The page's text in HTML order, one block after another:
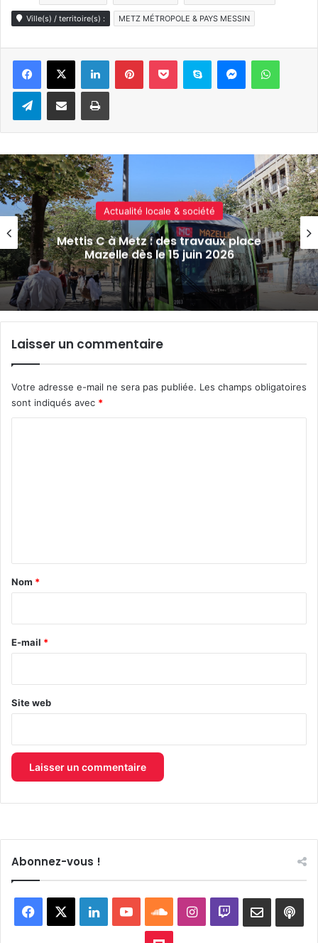
Ville(s) / territoire(s) : METZ MÉTROPOLE & PAYS MESSIN
LinkedinPinterestPocket Skype Messenger
TelegramPartager par e-mail Imprimer
Actualité locale & société
Deux nouveaux arrêts pour la navette
reliant Metz à la gare Lorraine TGV
Laisser un commentaire
Votre adresse e-mail ne sera pas publiée. Les champs obligatoires
sont indiqués avec *
a
e
Nom *
E-mail *
Site web
Abonnez-vous !
Facebook LinkedinYouTubeSoundCloud
Instagram
Twitch